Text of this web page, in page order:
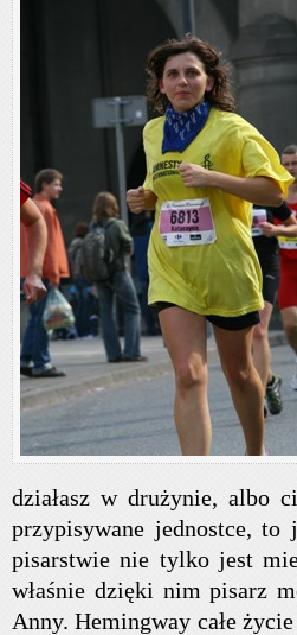
działasz w drużynie, albo
przypisywane jednostce,
pisarstwie nie tylko jest
właśnie dzięki nim pisarz
Anny. Hemingway całe